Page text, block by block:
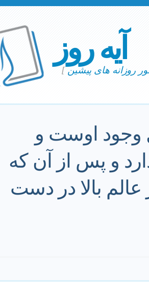
آیه روز
روزانه های پیشین]
وجود اوست و
و پس از آن که
عالم بالا در دست